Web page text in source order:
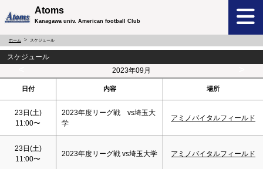
Atoms
Kanagawa univ. American football Club
ホーム スケジュール
スケジュール
2023年09月
日付 内容 場所
23日(土)
11:00〜
2023年度リーグ戦 vs埼玉大
学
アミノバイタルフィールド
23日(土)
11:00〜
2023年度リーグ戦 vs埼玉大学 アミノバイタルフィールド